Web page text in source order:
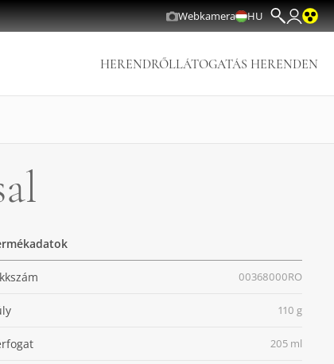
Webkamera HU
HERENDRŐLLÁTOGATÁS HERENDEN
00368000RO
110 g
205 ml